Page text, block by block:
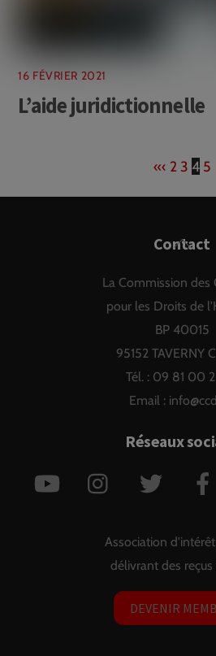
16 FÉVRIER 2021
L’aide juridictionnelle
«‹ 2 3 4 5
Back
Top
Contact
La Commission des
pour les Droits de
BP 40015
95152 TAVERNY
Tél. : 09 81 00
Email :
Réseaux
YouTube Instagram Twitter
Association
délivrant des reçus
DEVENIR